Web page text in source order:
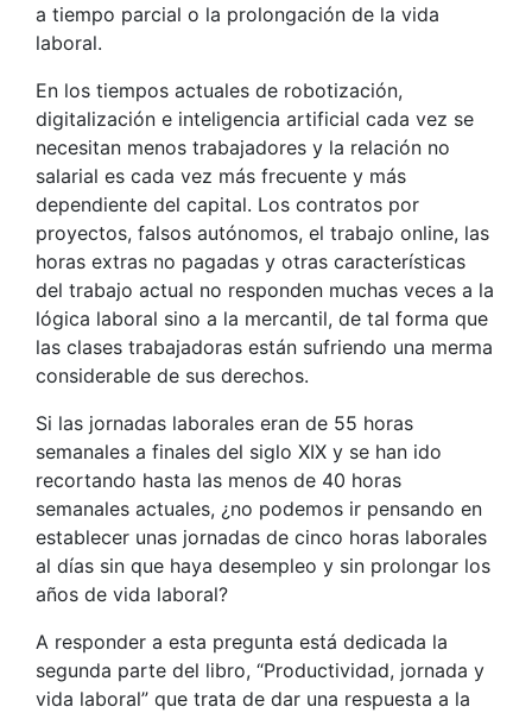
a tiempo parcial o la prolongación de la vida
laboral.
En los tiempos actuales de robotización,
digitalización e inteligencia artificial cada vez se
necesitan menos trabajadores y la relación no
salarial es cada vez más frecuente y más
dependiente del capital. Los contratos por
proyectos, falsos autónomos, el trabajo online, las
horas extras no pagadas y otras características
del trabajo actual no responden muchas veces a la
lógica laboral sino a la mercantil, de tal forma que
las clases trabajadoras están sufriendo una merma
considerable de sus derechos.
Si las jornadas laborales eran de 55 horas
semanales a finales del siglo XIX y se han ido
recortando hasta las menos de 40 horas
semanales actuales, ¿no podemos ir pensando en
establecer unas jornadas de cinco horas laborales
al días sin que haya desempleo y sin prolongar los
años de vida laboral?
A responder a esta pregunta está dedicada la
segunda parte del libro, “Productividad, jornada y
vida laboral” que trata de dar una respuesta a la